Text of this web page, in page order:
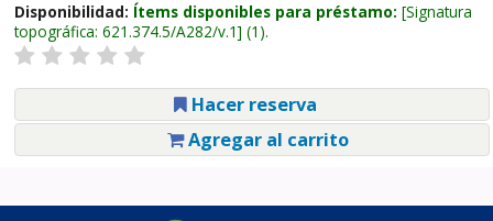
Disponibilidad: Ítems disponibles para préstamo: Signatura
topográfica: 621.374.5/A282/v.1 (1).
Hacer reserva
Agregar al carrito